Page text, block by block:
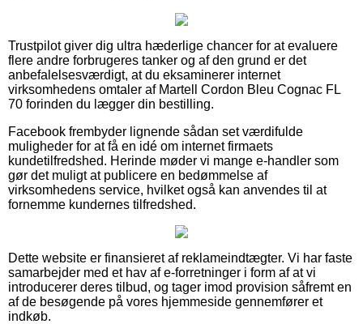
Trustpilot giver dig ultra hæderlige chancer for at evaluere
flere andre forbrugeres tanker og af den grund er det
anbefalelsesværdigt, at du eksaminerer internet
virksomhedens omtaler af Martell Cordon Bleu Cognac FL
70 forinden du lægger din bestilling.
Facebook frembyder lignende sådan set værdifulde
muligheder for at få en idé om internet firmaets
kundetilfredshed. Herinde møder vi mange e-handler som
gør det muligt at publicere en bedømmelse af
virksomhedens service, hvilket også kan anvendes til at
fornemme kundernes tilfredshed.
Dette website er finansieret af reklameindtægter. Vi har faste
samarbejder med et hav af e-forretninger i form af at vi
introducerer deres tilbud, og tager imod provision såfremt en
af de besøgende på vores hjemmeside gennemfører et
indkøb.